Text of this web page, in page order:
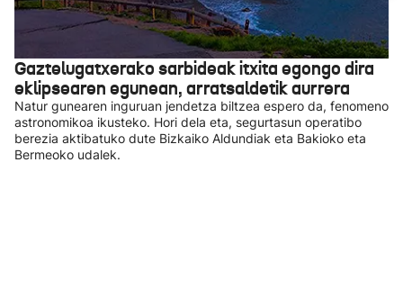
Gaztelugatxerako sarbideak itxita egongo dira
eklipsearen egunean, arratsaldetik aurrera
Natur gunearen inguruan jendetza biltzea espero da, fenomeno
astronomikoa ikusteko. Hori dela eta, segurtasun operatibo
berezia aktibatuko dute Bizkaiko Aldundiak eta Bakioko eta
Bermeoko udalek.